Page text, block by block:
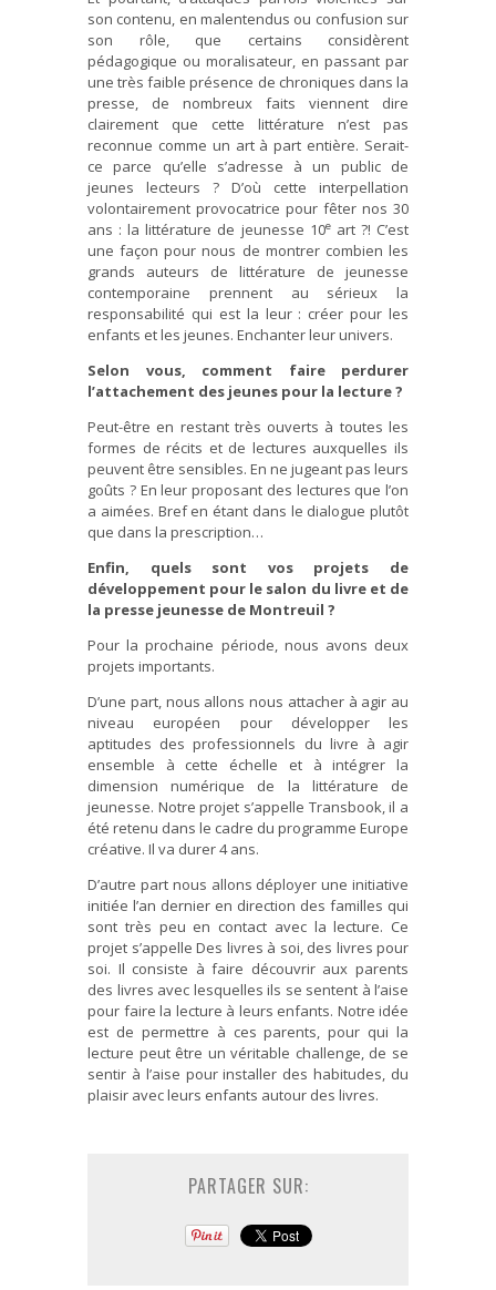
son contenu, en malentendus ou confusion sur
son rôle, que certains considèrent
pédagogique ou moralisateur, en passant par
une très faible présence de chroniques dans la
presse, de nombreux faits viennent dire
clairement que cette littérature n’est pas
reconnue comme un art à part entière. Serait-
ce parce qu’elle s’adresse à un public de
jeunes lecteurs ? D’où cette interpellation
volontairement provocatrice pour fêter nos 30
ans : la littérature de jeunesse 10eart ?! C’est
une façon pour nous de montrer combien les
grands auteurs de littérature de jeunesse
contemporaine prennent au sérieux la
responsabilité qui est la leur : créer pour les
enfants et les jeunes. Enchanter leur univers.
Selon vous, comment faire perdurer
l’attachement des jeunes pour la lecture ?
Peut-être en restant très ouverts à toutes les
formes de récits et de lectures auxquelles ils
peuvent être sensibles. En ne jugeant pas leurs
goûts ? En leur proposant des lectures que l’on
a aimées. Bref en étant dans le dialogue plutôt
que dans la prescription…
Enfin, quels sont vos projets de
développement pour le salon du livre et de
la presse jeunesse de Montreuil ?
Pour la prochaine période, nous avons deux
projets importants.
D’une part, nous allons nous attacher à agir au
niveau européen pour développer les
aptitudes des professionnels du livre à agir
ensemble à cette échelle et à intégrer la
dimension numérique de la littérature de
jeunesse. Notre projet s’appelle Transbook, il a
été retenu dans le cadre du programme Europe
créative. Il va durer 4 ans.
D’autre part nous allons déployer une initiative
initiée l’an dernier en direction des familles qui
sont très peu en contact avec la lecture. Ce
projet s’appelle Des livres à soi, des livres pour
soi. Il consiste à faire découvrir aux parents
des livres avec lesquelles ils se sentent à l’aise
pour faire la lecture à leurs enfants. Notre idée
est de permettre à ces parents, pour qui la
lecture peut être un véritable challenge, de se
sentir à l’aise pour installer des habitudes, du
plaisir avec leurs enfants autour des livres.
PARTAGER SUR: